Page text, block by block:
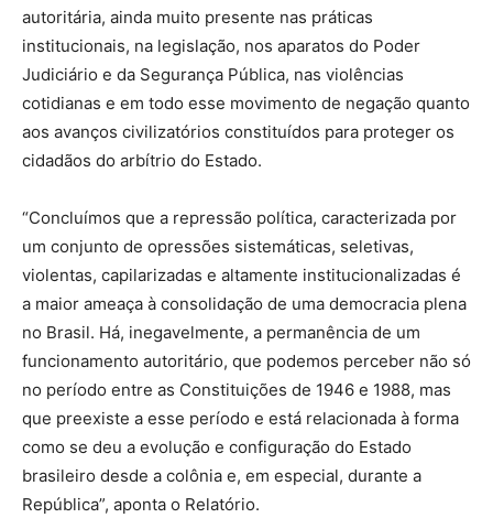
autoritária, ainda muito presente nas práticas
institucionais, na legislação, nos aparatos do Poder
Judiciário e da Segurança Pública, nas violências
cotidianas e em todo esse movimento de negação quanto
aos avanços civilizatórios constituídos para proteger os
cidadãos do arbítrio do Estado.
“Concluímos que a repressão política, caracterizada por
um conjunto de opressões sistemáticas, seletivas,
violentas, capilarizadas e altamente institucionalizadas é
a maior ameaça à consolidação de uma democracia plena
no Brasil. Há, inegavelmente, a permanência de um
funcionamento autoritário, que podemos perceber não só
no período entre as Constituições de 1946 e 1988, mas
que preexiste a esse período e está relacionada à forma
como se deu a evolução e configuração do Estado
brasileiro desde a colônia e, em especial, durante a
República”, aponta o Relatório.